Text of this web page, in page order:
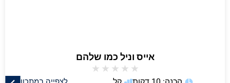
אייס וניל כמו שלהם
★
★
★
★
★